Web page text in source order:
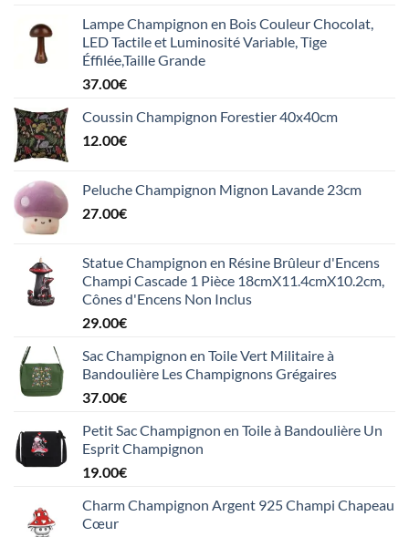
Lampe Champignon en Bois Couleur Chocolat,
LED Tactile et Luminosité Variable, Tige
Éffilée,Taille Grande
37.00€
Coussin Champignon Forestier 40x40cm
12.00€
Peluche Champignon Mignon Lavande 23cm
27.00€
Statue Champignon en Résine Brûleur d'Encens
Champi Cascade 1 Pièce 18cmX11.4cmX10.2cm,
Cônes d'Encens Non Inclus
29.00€
Sac Champignon en Toile Vert Militaire à
Bandoulière Les Champignons Grégaires
37.00€
Petit Sac Champignon en Toile à Bandoulière Un
Esprit Champignon
19.00€
Charm Champignon Argent 925 Champi Chapeau
Cœur